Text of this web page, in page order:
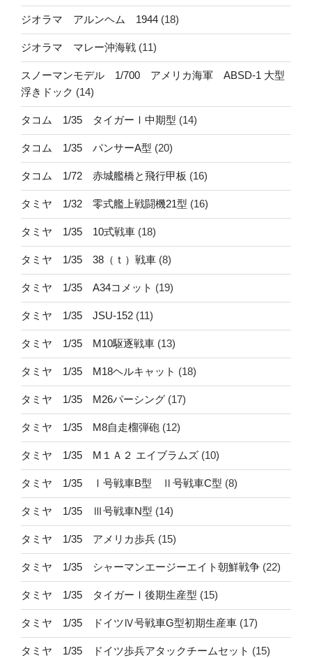
ジオラマ アルンヘム 1944 (18)
ジオラマ マレー沖海戦 (11)
スノーマンモデル 1/700 アメリカ海軍 ABSD-1 大型
浮きドック (14)
タコム 1/35 タイガーⅠ中期型 (14)
タコム 1/35 パンサーA型 (20)
タコム 1/72 赤城艦橋と飛行甲板 (16)
タミヤ 1/32 零式艦上戦闘機21型 (16)
タミヤ 1/35 10式戦車 (18)
タミヤ 1/35 38（ｔ）戦車 (8)
タミヤ 1/35 A34コメット (19)
タミヤ 1/35 JSU-152 (11)
タミヤ 1/35 M10駆逐戦車 (13)
タミヤ 1/35 M18ヘルキャット (18)
タミヤ 1/35 M26パーシング (17)
タミヤ 1/35 M8自走榴弾砲 (12)
タミヤ 1/35 M１Ａ２ エイブラムズ (10)
タミヤ 1/35 Ⅰ号戦車B型 Ⅱ号戦車C型 (8)
タミヤ 1/35 Ⅲ号戦車N型 (14)
タミヤ 1/35 アメリカ歩兵 (15)
タミヤ 1/35 シャーマンエージーエイト朝鮮戦争 (22)
タミヤ 1/35 タイガーⅠ後期生産型 (15)
タミヤ 1/35 ドイツⅣ号戦車G型初期生産車 (17)
タミヤ 1/35 ドイツ歩兵アタックチームセット (15)